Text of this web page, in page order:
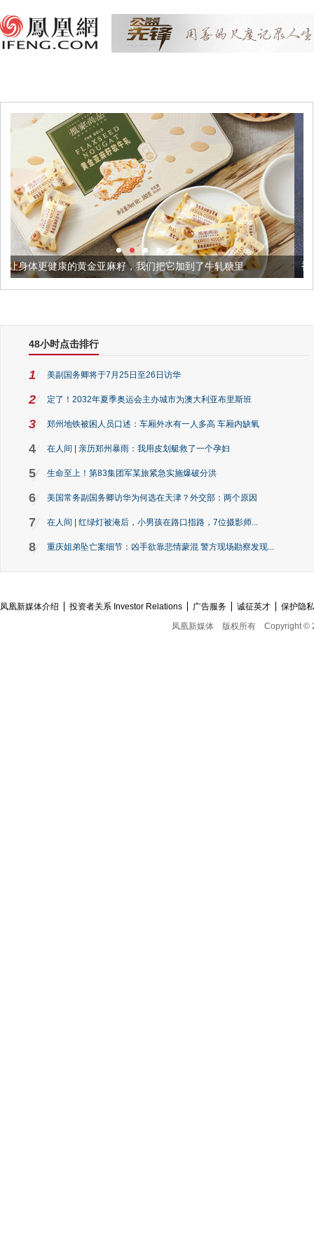
亚麻籽，我们把它加到了牛轧糖里 被列入佛家七宝的它到
48小时点击排行
1 美副国务卿将于7月25日至26日访华
2 定了！2032年夏季奥运会主办城市为澳大利亚布里斯班
3 郑州地铁被困人员口述：车厢外水有一人多高 车厢内缺氧
4 在人间 | 亲历郑州暴雨：我用皮划艇救了一个孕妇
5 生命至上！第83集团军某旅紧急实施爆破分洪
6 美国常务副国务卿访华为何选在天津？外交部：两个原因
7 在人间 | 红绿灯被淹后，小男孩在路口指路，7位摄影师...
8 重庆姐弟坠亡案细节：凶手欲靠悲情蒙混 警方现场勘察发现...
凤凰新媒体介绍 投资者关系 Investor Relations 广告服务 诚征英才
保护隐
凤凰新媒体
版权所有 Copyright ©